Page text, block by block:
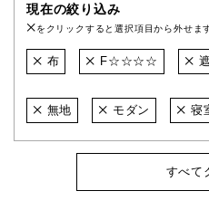
現在の絞り込み
をクリックすると選択項目から外せま
布 F☆☆☆☆
無地 モダン 寝
すべて